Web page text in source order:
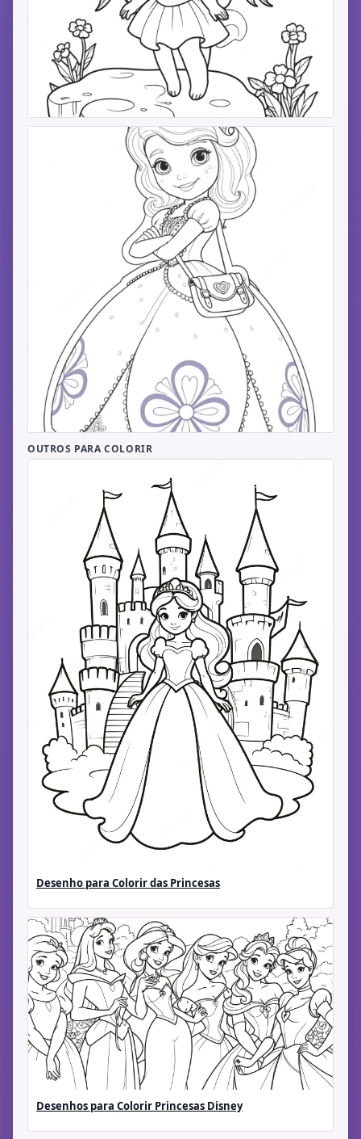
OUTROS PARA COLORIR
Desenho para Colorir das Princesas
Desenhos para Colorir Princesas Disney